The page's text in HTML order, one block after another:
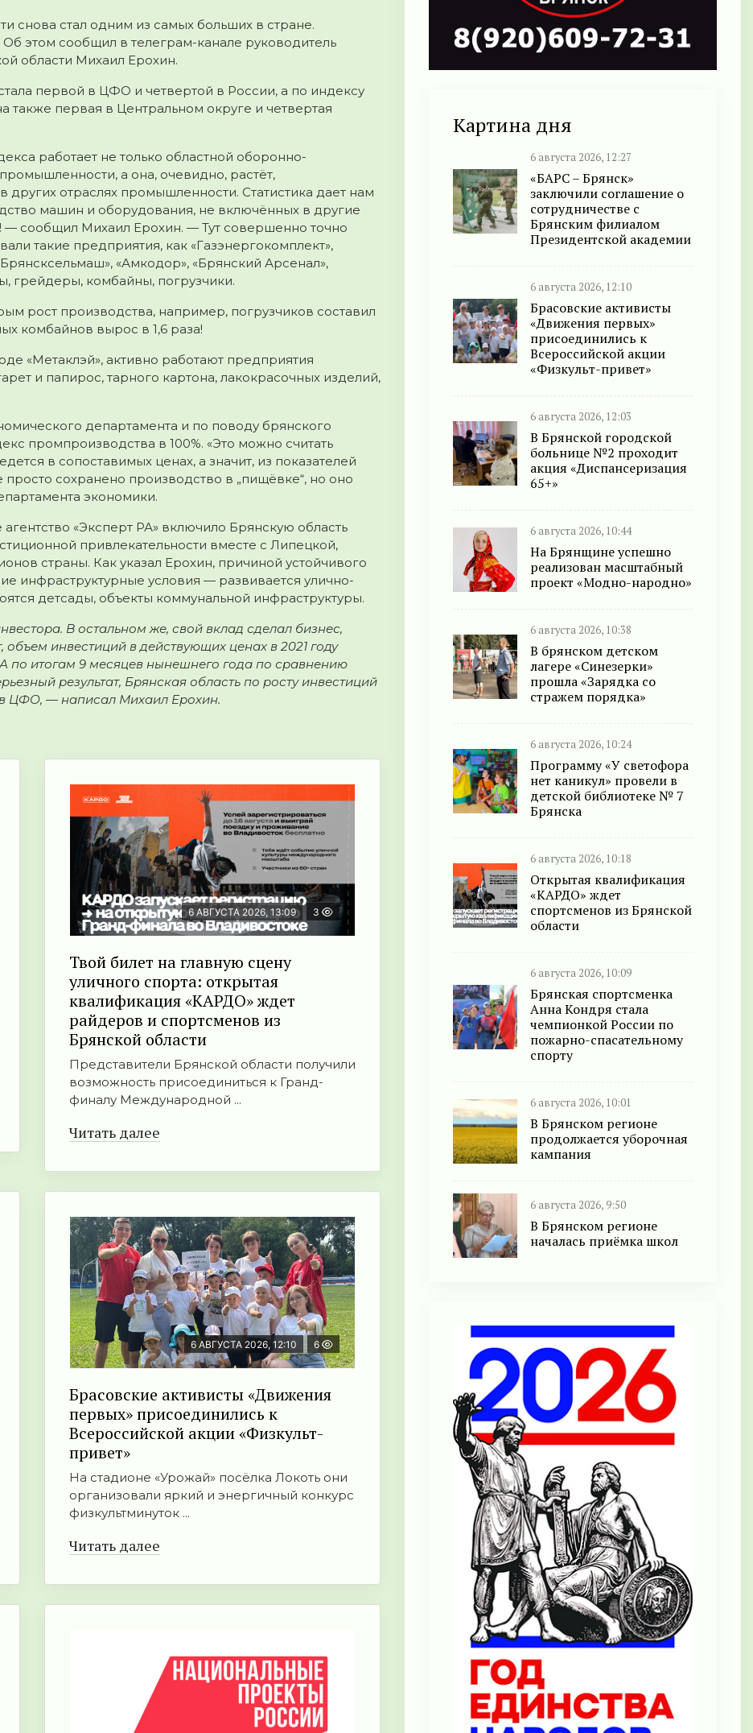
снова стал одним из самых больших в стране.
Об этом сообщил в телеграм-канале руководитель
области Михаил Ерохин.
первой в ЦФО и четвертой в России, а по индексу
также первая в Центральном округе и четвертая
работает не только областной оборонно-
а она, очевидно, растёт,
отраслях промышленности. Статистика дает нам
машин и оборудования, не включённых в другие
— сообщил Михаил Ерохин. — Тут совершенно точно
такие предприятия, как «Газэнергокомплект»,
«Амкодор», «Брянский Арсенал»,
грейдеры, комбайны, погрузчики.
рост производства, например, погрузчиков составил
комбайнов вырос в 1,6 раза!
«Метаклэй», активно работают предприятия
и папирос, тарного картона, лакокрасочных изделий,
департамента и по поводу брянского
промпроизводства в 100%. «Это можно считать
в сопоставимых ценах, а значит, из показателей
просто сохранено производство в „пищёвке“, но оно
экономики.
«Эксперт РА» включило Брянскую область
привлекательности вместе с Липецкой,
страны. Как указал Ерохин, причиной устойчивого
инфраструктурные условия — развивается улично-
детсады, объекты коммунальной инфраструктуры.
В остальном же, свой вклад сделал бизнес,
инвестиций в действующих ценах в 2021 году
по итогам 9 месяцев нынешнего года по сравнению
результат, Брянская область по росту инвестиций
ЦФО, — написал Михаил Ерохин.
6 АВГУСТА 2026, 13:09 3
Твой билет на главную сцену
уличного спорта: открытая
квалификация «КАРДО» ждет
райдеров и спортсменов из
Брянской области
Представители Брянской области получили
возможность присоединиться к Гранд-
финалу Международной ...
Читать далее
6 АВГУСТА 2026, 12:10 6
Брасовские активисты «Движения
первых» присоединились к
Всероссийской акции «Физкульт-
привет»
На стадионе «Урожай» посёлка Локоть они
организовали яркий и энергичный конкурс
физкультминуток ...
Читать далее
Картина дня
6 августа 2026, 12:27
«БАРС – Брянск»
заключили соглашение о
сотрудничестве с
Брянским филиалом
Президентской академии
6 августа 2026, 12:10
Брасовские активисты
«Движения первых»
присоединились к
Всероссийской акции
«Физкульт-привет»
6 августа 2026, 12:03
В Брянской городской
больнице №2 проходит
акция «Диспансеризация
65+»
6 августа 2026, 10:44
На Брянщине успешно
реализован масштабный
проект «Модно-народно»
6 августа 2026, 10:38
В брянском детском
лагере «Синезерки»
прошла «Зарядка со
стражем порядка»
6 августа 2026, 10:24
Программу «У светофора
нет каникул» провели в
детской библиотеке № 7
Брянска
6 августа 2026, 10:18
Открытая квалификация
«КАРДО» ждет
спортсменов из Брянской
области
6 августа 2026, 10:09
Брянская спортсменка
Анна Кондря стала
чемпионкой России по
пожарно-спасательному
спорту
6 августа 2026, 10:01
В Брянском регионе
продолжается уборочная
кампания
6 августа 2026, 9:50
В Брянском регионе
началась приёмка школ